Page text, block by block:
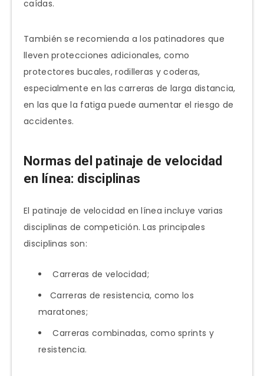
caídas.
También se recomienda a los patinadores que
lleven protecciones adicionales, como
protectores bucales, rodilleras y coderas,
especialmente en las carreras de larga distancia,
en las que la fatiga puede aumentar el riesgo de
accidentes.
Normas del patinaje de velocidad
en línea: disciplinas
El patinaje de velocidad en línea incluye varias
disciplinas de competición. Las principales
disciplinas son:
Carreras de velocidad;
Carreras de resistencia, como los
maratones;
Carreras combinadas, como sprints y
resistencia.